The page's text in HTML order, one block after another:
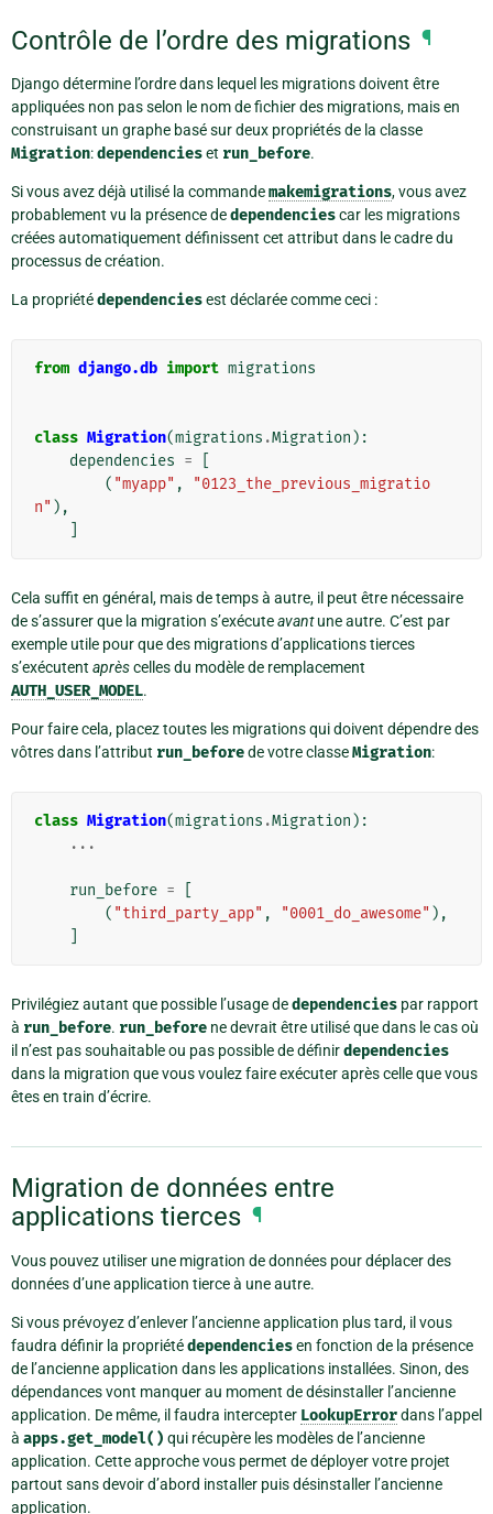
Contrôle de l’ordre des migrations ¶
Django détermine l’ordre dans lequel les migrations doivent être
appliquées non pas selon le nom de fichier des migrations, mais en
construisant un graphe basé sur deux propriétés de la classe
Migration:dependencieset run_before.
Si vous avez déjà utilisé la commandemakemigrations, vous avez
probablement vu la présence dedependenciescar les migrations
créées automatiquement définissent cet attribut dans le cadre du
processus de création.
La propriétédependenciesest déclarée comme ceci :
from django.db import migrations
class Migration(migrations .Migration ):
dependencies =
( "myapp" ,
"0123_the_previous_migratio
n" ),
Cela suffit en général, mais de temps à autre, il peut être nécessaire
de s’assurer que la migration s’exécuteavantune autre. C’est par
exemple utile pour que des migrations d’applications tierces
s’exécutent aprèscelles du modèle de remplacement
AUTH_USER_MODEL.
Pour faire cela, placez toutes les migrations qui doivent dépendre des
vôtres dans l’attribut run_beforede votre classeMigration:
class Migration(migrations .Migration ):
...
run_before =
( "third_party_app" , "0001_do_awesome" ),
Privilégiez autant que possible l’usage dedependencies par rapport
à run_before. run_before ne devrait être utilisé que dans le cas où
il n’est pas souhaitable ou pas possible de définirdependencies
dans la migration que vous voulez faire exécuter après celle que vous
êtes en train d’écrire.
Migration de données entre
applications tierces ¶
Vous pouvez utiliser une migration de données pour déplacer des
données d’une application tierce à une autre.
Si vous prévoyez d’enlever l’ancienne application plus tard, il vous
faudra définir la propriétédependenciesen fonction de la présence
de l’ancienne application dans les applications installées. Sinon, des
dépendances vont manquer au moment de désinstaller l’ancienne
application. De même, il faudra intercepter LookupErrordans l’appel
à apps.get_model() qui récupère les modèles de l’ancienne
application. Cette approche vous permet de déployer votre projet
partout sans devoir d’abord installer puis désinstaller l’ancienne
application.